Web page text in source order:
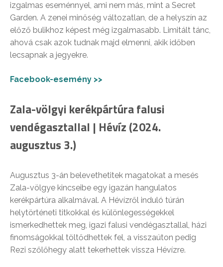
izgalmas eseménnyel, ami nem más, mint a Secret
Garden. A zenei minőség változatlan, de a helyszín az
előző bulikhoz képest még izgalmasabb. Limitált tánc,
ahová csak azok tudnak majd elmenni, akik időben
lecsapnak a jegyekre.
Facebook-esemény >>
Zala-völgyi kerékpártúra falusi
vendégasztallal | Hévíz (2024.
augusztus 3.)
Augusztus 3-án belevethetitek magatokat a mesés
Zala-völgye kincseibe egy igazán hangulatos
kerékpártúra alkalmával. A Hévízről induló túrán
helytörténeti titkokkal és különlegességekkel
ismerkedhettek meg, igazi falusi vendégasztallal, házi
finomságokkal töltődhettek fel, a visszaúton pedig
Rezi szőlőhegy alatt tekerhettek vissza Hévízre.